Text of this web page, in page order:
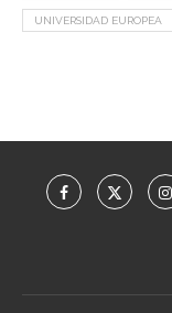
UNIVERSIDAD EUROPEA